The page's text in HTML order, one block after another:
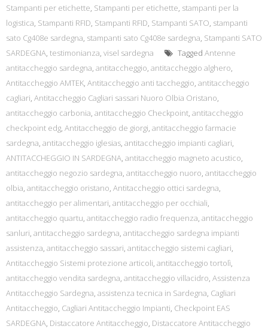
Stampanti per etichette, Stampanti per etichette, stampanti per la
logistica, Stampanti RFID, Stampanti RFID, Stampanti SATO, stampanti
sato Cg408e sardegna, stampanti sato Cg408e sardegna, Stampanti SATO
SARDEGNA, testimonianza, visel sardegna Tagged Antenne
antitaccheggio sardegna, antitaccheggio, antitaccheggio alghero,
Antitaccheggio AMTEK, Antitaccheggio anti taccheggio, antitaccheggio
cagliari, Antitaccheggio Cagliari sassari Nuoro Olbia Oristano,
antitaccheggio carbonia, antitaccheggio Checkpoint, antitaccheggio
checkpoint edg, Antitaccheggio de giorgi, antitaccheggio farmacie
sardegna, antitaccheggio iglesias, antitaccheggio impianti cagliari,
ANTITACCHEGGIO IN SARDEGNA, antitaccheggio magneto acustico,
antitaccheggio negozio sardegna, antitaccheggio nuoro, antitaccheggio
olbia, antitaccheggio oristano, Antitaccheggio ottici sardegna,
antitaccheggio per alimentari, antitaccheggio per occhiali,
antitaccheggio quartu, antitaccheggio radio frequenza, antitaccheggio
sanluri, antitaccheggio sardegna, antitaccheggio sardegna impianti
assistenza, antitaccheggio sassari, antitaccheggio sistemi cagliari,
Antitaccheggio Sistemi protezione articoli, antitaccheggio tortolì,
antitaccheggio vendita sardegna, antitaccheggio villacidro, Assistenza
Antitaccheggio Sardegna, assistenza tecnica in Sardegna, Cagliari
Antitaccheggio, Cagliari Antitaccheggio Impianti, Checkpoint EAS
SARDEGNA, Distaccatore Antitaccheggio, Distaccatore Antitaccheggio